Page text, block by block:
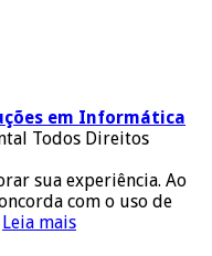
em Informática
Todos Direitos
sua experiência. Ao
com o uso de
Leia mais